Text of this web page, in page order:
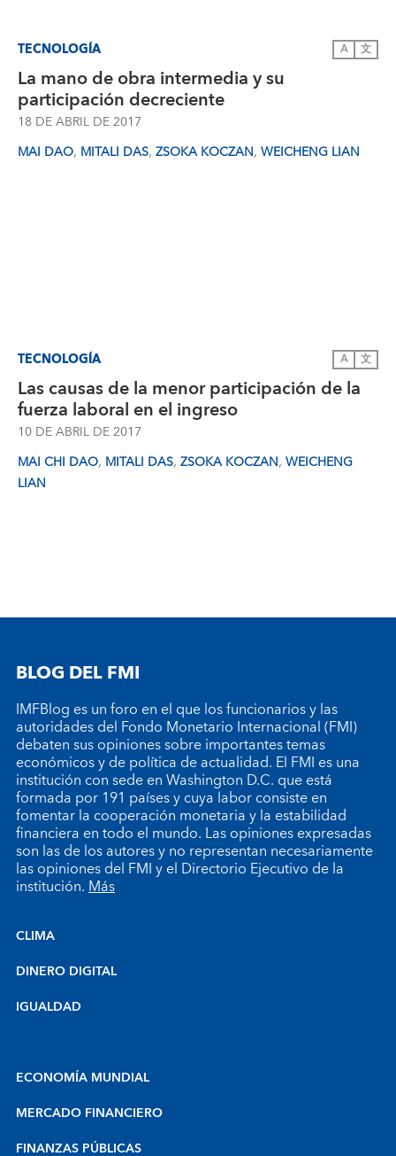
TECNOLOGÍA A 文
La mano de obra intermedia y su
participación decreciente
18 DE ABRIL DE 2017
MAI DAO, MITALI DAS, ZSOKA KOCZAN, WEICHENG LIAN
TECNOLOGÍA A 文
Las causas de la menor participación de la
fuerza laboral en el ingreso
10 DE ABRIL DE 2017
MAI CHI DAO, MITALI DAS, ZSOKA KOCZAN, WEICHENG
LIAN
BLOG DEL FMI
IMFBlog es un foro en el que los funcionarios y las
autoridades del Fondo Monetario Internacional (FMI)
debaten sus opiniones sobre importantes temas
económicos y de política de actualidad. El FMI es una
institución con sede en Washington D.C. que está
formada por 191 países y cuya labor consiste en
fomentar la cooperación monetaria y la estabilidad
financiera en todo el mundo. Las opiniones expresadas
son las de los autores y no representan necesariamente
las opiniones del FMI y el Directorio Ejecutivo de la
institución.Más
CLIMA
DINERO DIGITAL
IGUALDAD
ECONOMÍA MUNDIAL
MERCADO FINANCIERO
FINANZAS PÚBLICAS